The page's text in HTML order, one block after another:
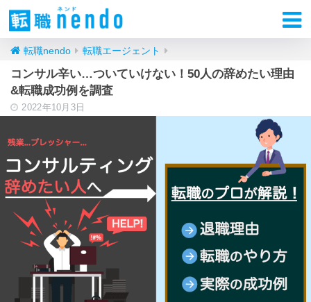
転職nendo 転職エージェント
コンサル辛い…ついていけない！50人の辞めたい理由
&転職成功例を調査
2022年10月3日